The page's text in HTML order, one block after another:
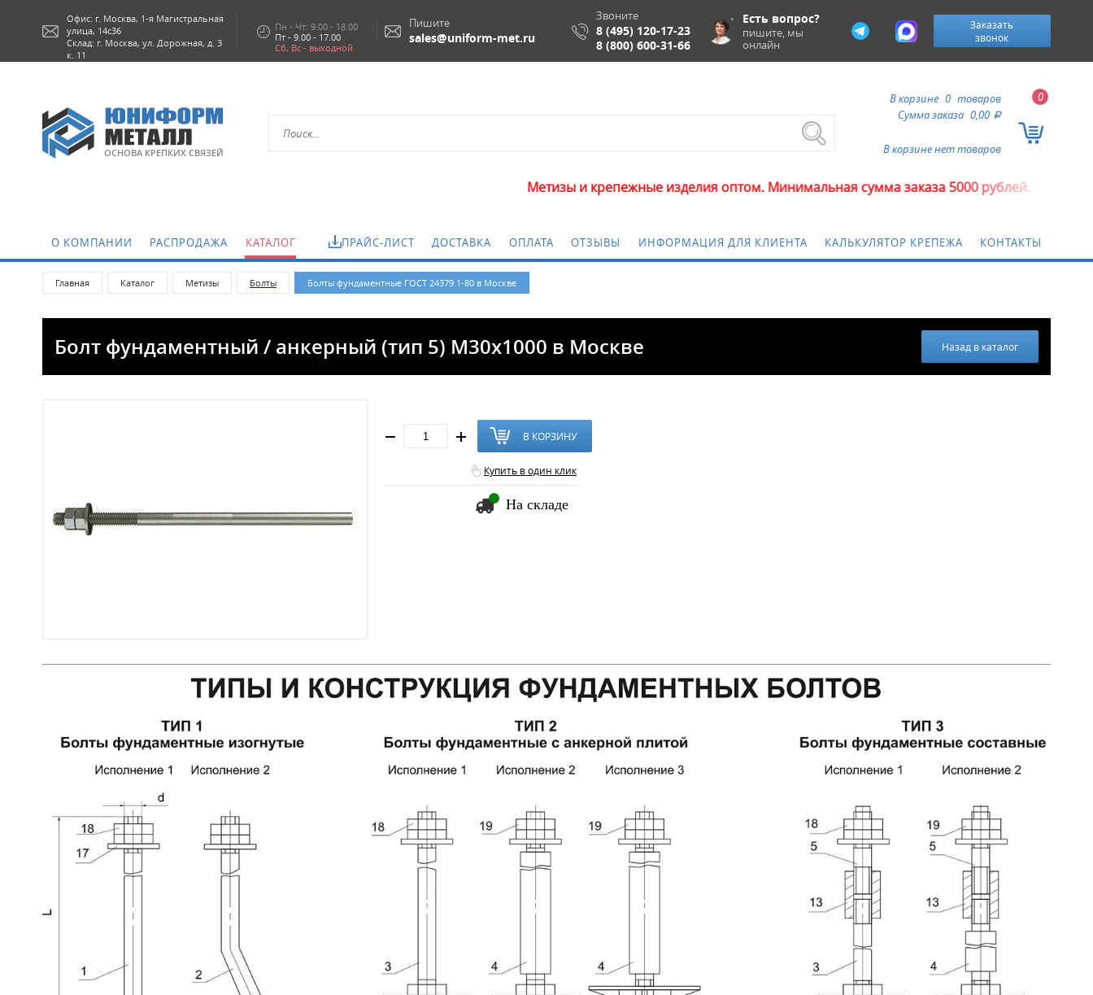
Есть вопрос?
пишите, мы
онлайн
Офис: г. Москва, 1-я Магистральная
улица, 14с36
Склад: г. Москва, ул. Дорожная, д. 3
к. 11
Пн - Чт: 9.00 - 18.00
Пт - 9.00 - 17.00
Сб, Вс - выходной
Пишите
sales@uniform-met.ru
Звоните
8 (495) 120-17-23
8 (800) 600-31-66
Заказать
звонок
ОСНОВА КРЕПКИХ СВЯЗЕЙ
0
В корзине 0 товаров
Сумма заказа 0,00 a
В корзине нет товаров
Метизы и крепежные изделия оптом. Минимальная сумма заказа 5000 рублей.
О КОМПАНИИ РАСПРОДАЖА КАТАЛОГ ПРАЙС-ЛИСТ ДОСТАВКА ОПЛАТА ОТЗЫВЫ ИНФОРМАЦИЯ ДЛЯ КЛИЕНТА КАЛЬКУЛЯТОР КРЕПЕЖА КОНТАКТЫ
Главная Каталог Метизы Болты Болты фундаментные ГОСТ 24379.1-80 в Москве
Болт фундаментный / анкерный (тип 5) M30x1000 в Москве Назад в каталог
В КОРЗИНУ
Купить в один клик
На складе